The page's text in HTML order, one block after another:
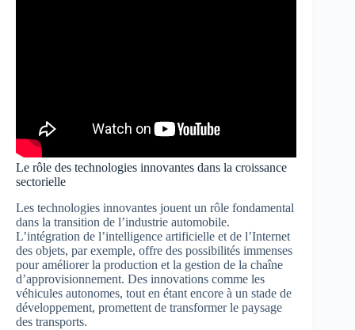
Le rôle des technologies innovantes dans la croissance
sectorielle
Les technologies innovantes jouent un rôle fondamental
dans la transition de l’industrie automobile.
L’intégration de l’intelligence artificielle et de l’Internet
des objets, par exemple, offre des possibilités immenses
pour améliorer la production et la gestion de la chaîne
d’approvisionnement. Des innovations comme les
véhicules autonomes, tout en étant encore à un stade de
développement, promettent de transformer le paysage
des transports.